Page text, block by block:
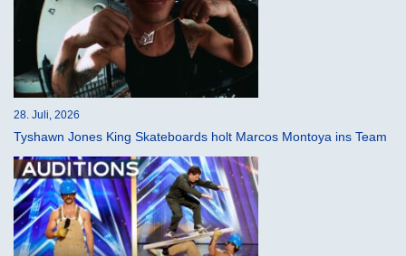
28. Juli, 2026
Tyshawn Jones King Skateboards holt Marcos Montoya ins Team